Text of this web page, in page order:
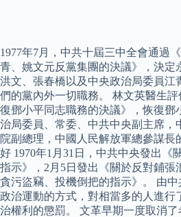
1977年7月，中共十屆三中全會通過
青、姚文元反黨集團的決議》，決定
洪文、張春橋以及中央政治局委員江
們的黨內外一切職務。 林文英醫生
復鄧小平同志職務的決議》，恢復鄧
治局委員、常委、中共中央副主席，
院副總理，中國人民解放軍總參謀長
好 1970年1月31日，中共中央發出《
指示》，2月5日發出《關於反對鋪張
貪污盜竊、投機倒把的指示》。 由
政治運動的方式，對相當多的人進行
治權利的懲罰。 文革早期一度取消